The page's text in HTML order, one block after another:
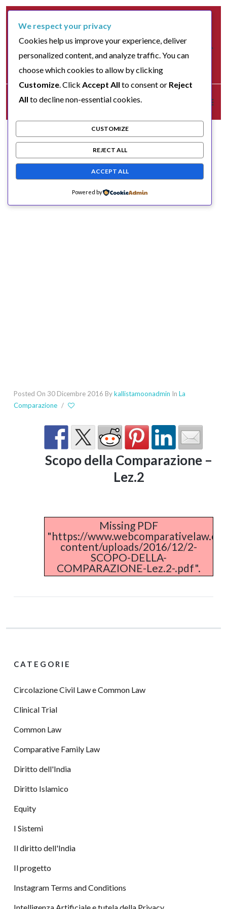
Posted On 30 Dicembre 2016 Bykallistamoonadmin In La
Comparazione /
Scopo della Comparazione –
Lez.2
Missing PDF
"https://
content/uploads/2016/12/2-
SCOPO-DELLA-
COMPARAZIONE-Lez.2-.pdf".
CATEGORIE
Circolazione Civil Law e Common Law
Clinical Trial
Common Law
Comparative Family Law
Diritto dell'India
Diritto Islamico
Equity
I Sistemi
Il diritto dell'India
Il progetto
Instagram Terms and Conditions
We respect your privacy
Cookies help us improve your experience, deliver
personalized content, and analyze traffic. You can
choose which cookies to allow by clicking
Customize. Click Accept All to consent or Reject
All to decline non-essential cookies.
CUSTOMIZE
REJECT ALL
ACCEPT ALL
Powered by